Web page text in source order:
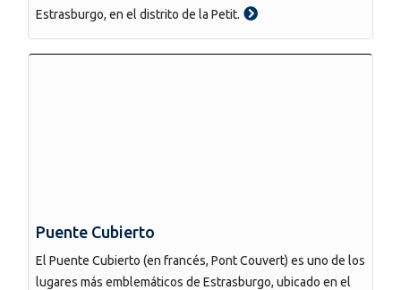
Estrasburgo, en el distrito de la Petit.
Puente Cubierto
El Puente Cubierto (en francés, Pont Couvert) es uno de los
lugares más emblemáticos de Estrasburgo, ubicado en el